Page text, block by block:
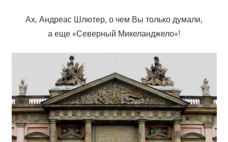
Ах, Андреас Шлютер, о чем Вы только думали,
а еще «Северный Микеланджело»!